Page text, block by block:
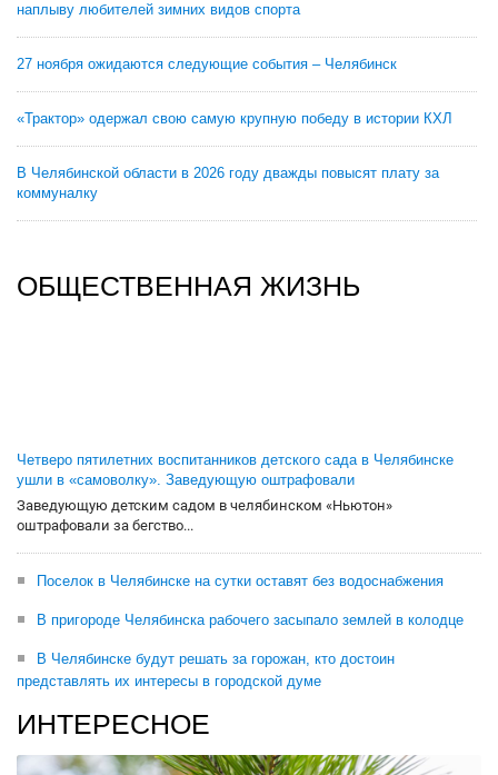
наплыву любителей зимних видов спорта
27 ноября ожидаются следующие события – Челябинск
«Трактор» одержал свою самую крупную победу в истории КХЛ
В Челябинской области в 2026 году дважды повысят плату за
коммуналку
ОБЩЕСТВЕННАЯ ЖИЗНЬ
Четверо пятилетних воспитанников детского сада в Челябинске
ушли в «самоволку». Заведующую оштрафовали
Заведующую детским садом в челябинском «Ньютон»
оштрафовали за бегство...
Поселок в Челябинске на сутки оставят без водоснабжения
В пригороде Челябинска рабочего засыпало землей в колодце
В Челябинске будут решать за горожан, кто достоин
представлять их интересы в городской думе
ИНТЕРЕСНОЕ